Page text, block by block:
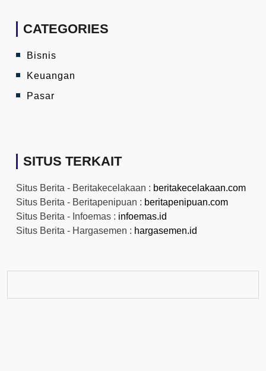
CATEGORIES
Bisnis
Keuangan
Pasar
SITUS TERKAIT
Situs Berita - Beritakecelakaan : beritakecelakaan.com
Situs Berita - Beritapenipuan : beritapenipuan.com
Situs Berita - Infoemas : infoemas.id
Situs Berita - Hargasemen : hargasemen.id